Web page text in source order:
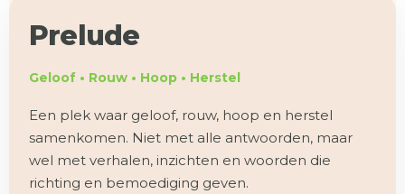
Prelude
Geloof • Rouw • Hoop • Herstel
Een plek waar geloof, rouw, hoop en herstel
samenkomen. Niet met alle antwoorden, maar
wel met verhalen, inzichten en woorden die
richting en bemoediging geven.